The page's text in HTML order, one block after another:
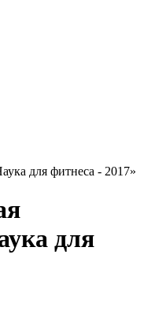
для фитнеса - 2017»
для